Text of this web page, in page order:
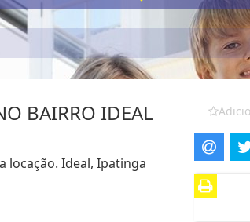
BAIRRO IDEAL
locação. Ideal, Ipatinga